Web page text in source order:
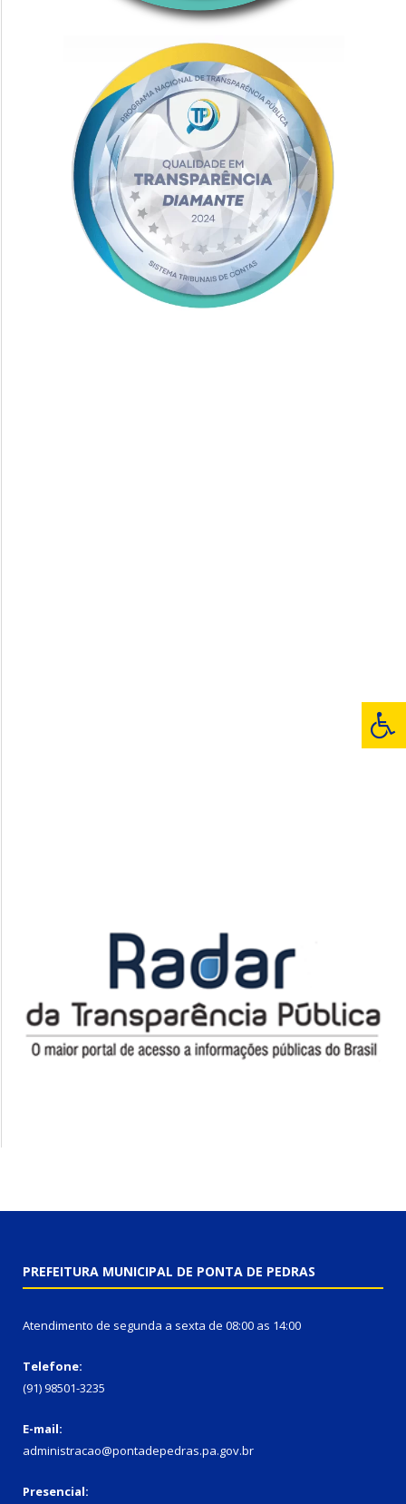
PREFEITURA MUNICIPAL DE PONTA DE PEDRAS
Atendimento de segunda a sexta de 08:00 as 14:00
Telefone:
(91) 98501-3235
E-mail:
administracao@pontadepedras.pa.gov.br
Presencial: